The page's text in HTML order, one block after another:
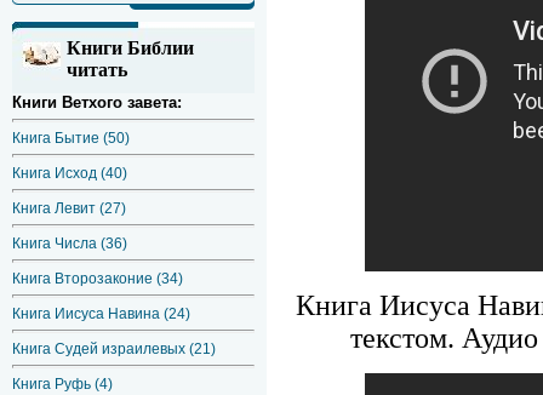
Книги Библии
читать
Книги Ветхого завета:
Книга Бытие (50)
Книга Исход (40)
Книга Левит (27)
Книга Числа (36)
Книга Второзаконие (34)
Книга Иисуса Навина (24)
Книга Судей израилевых (21)
Книга Руфь (4)
Книга Иисуса
текстом.